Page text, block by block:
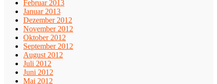
Februar 2013
Januar 2013
Dezember 2012
November 2012
Oktober 2012
September 2012
August 2012
Juli 2012
Juni 2012
Mai 2012